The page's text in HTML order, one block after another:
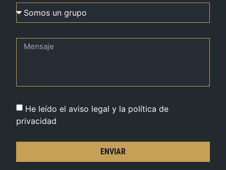
He leído el aviso legal y la política de
privacidad
ENVIAR